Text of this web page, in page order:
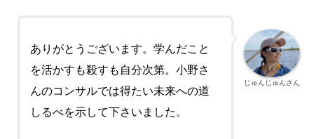
ありがとうございます。 学んだこと
を活かすも殺すも自分次第。小野さ
んのコンサルでは得たい未来への道
しるべを示して下さいました。
じゅんじゅんさん